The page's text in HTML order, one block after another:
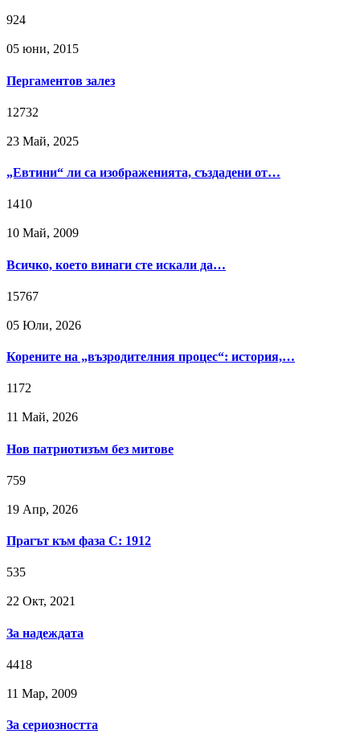
924
05 юни, 2015
Пергаментов залез
12732
23 Май, 2025
„Евтини“ ли са изображенията, създадени от…
1410
10 Май, 2009
Всичко, което винаги сте искали да…
15767
05 Юли, 2026
Корените на „възродителния процес“: история,…
1172
11 Май, 2026
Нов патриотизъм без митове
759
19 Апр, 2026
Прагът към фаза C: 1912
535
22 Окт, 2021
За надеждата
4418
11 Мар, 2009
За сериозността